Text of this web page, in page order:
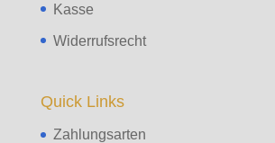
Kasse
Widerrufsrecht
Quick Links
Zahlungsarten